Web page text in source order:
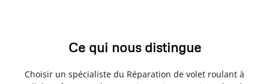
Ce qui nous distingue
Choisir un spécialiste du Réparation de volet roulant à